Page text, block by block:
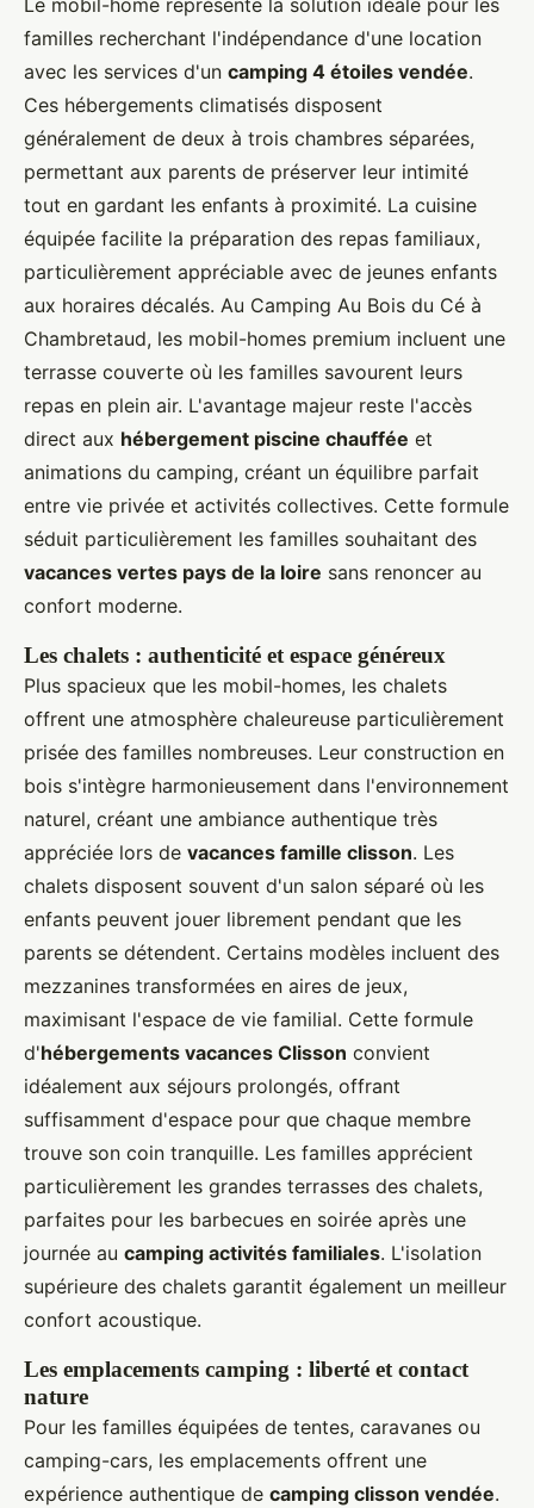
Le mobil-home représente la solution idéale pour les
familles recherchant l'indépendance d'une location
avec les services d'un camping 4 étoiles vendée.
Ces hébergements climatisés disposent
généralement de deux à trois chambres séparées,
permettant aux parents de préserver leur intimité
tout en gardant les enfants à proximité. La cuisine
équipée facilite la préparation des repas familiaux,
particulièrement appréciable avec de jeunes enfants
aux horaires décalés. Au Camping Au Bois du Cé à
Chambretaud, les mobil-homes premium incluent une
terrasse couverte où les familles savourent leurs
repas en plein air. L'avantage majeur reste l'accès
direct aux hébergement piscine chauffée et
animations du camping, créant un équilibre parfait
entre vie privée et activités collectives. Cette formule
séduit particulièrement les familles souhaitant des
vacances vertes pays de la loire sans renoncer au
confort moderne.
Les chalets : authenticité et espace généreux
Plus spacieux que les mobil-homes, les chalets
offrent une atmosphère chaleureuse particulièrement
prisée des familles nombreuses. Leur construction en
bois s'intègre harmonieusement dans l'environnement
naturel, créant une ambiance authentique très
appréciée lors de vacances famille clisson. Les
chalets disposent souvent d'un salon séparé où les
enfants peuvent jouer librement pendant que les
parents se détendent. Certains modèles incluent des
mezzanines transformées en aires de jeux,
maximisant l'espace de vie familial. Cette formule
d'hébergements vacances Clisson convient
idéalement aux séjours prolongés, offrant
suffisamment d'espace pour que chaque membre
trouve son coin tranquille. Les familles apprécient
particulièrement les grandes terrasses des chalets,
parfaites pour les barbecues en soirée après une
journée au camping activités familiales. L'isolation
supérieure des chalets garantit également un meilleur
confort acoustique.
Les emplacements camping : liberté et contact
nature
Pour les familles équipées de tentes, caravanes ou
camping-cars, les emplacements offrent une
expérience authentique de camping clisson vendée.